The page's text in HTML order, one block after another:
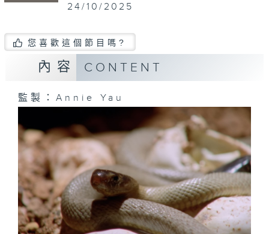
24/10/2025
您喜歡這個節目嗎?
內容 CONTENT
監製：Annie Yau